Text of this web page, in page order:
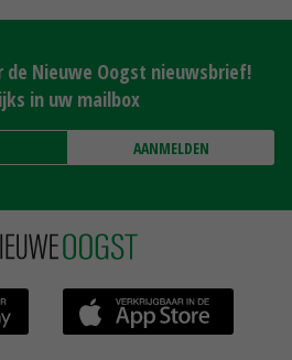
de Nieuwe Oogst nieuwsbrief!
in uw mailbox
AANMELDEN